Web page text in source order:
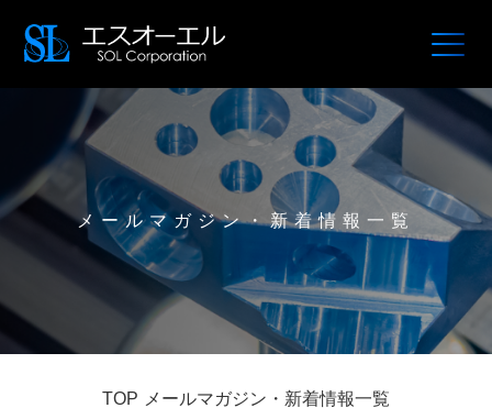
メールマガジン・新着情報一覧
TOP メールマガジン・新着情報一覧